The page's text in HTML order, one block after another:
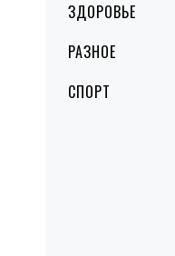
ЗДОРОВЬЕ
РАЗНОЕ
СПОРТ